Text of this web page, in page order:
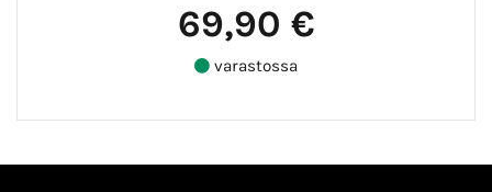
69,90 €
varastossa